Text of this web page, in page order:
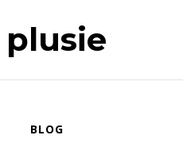
plusie
BLOG